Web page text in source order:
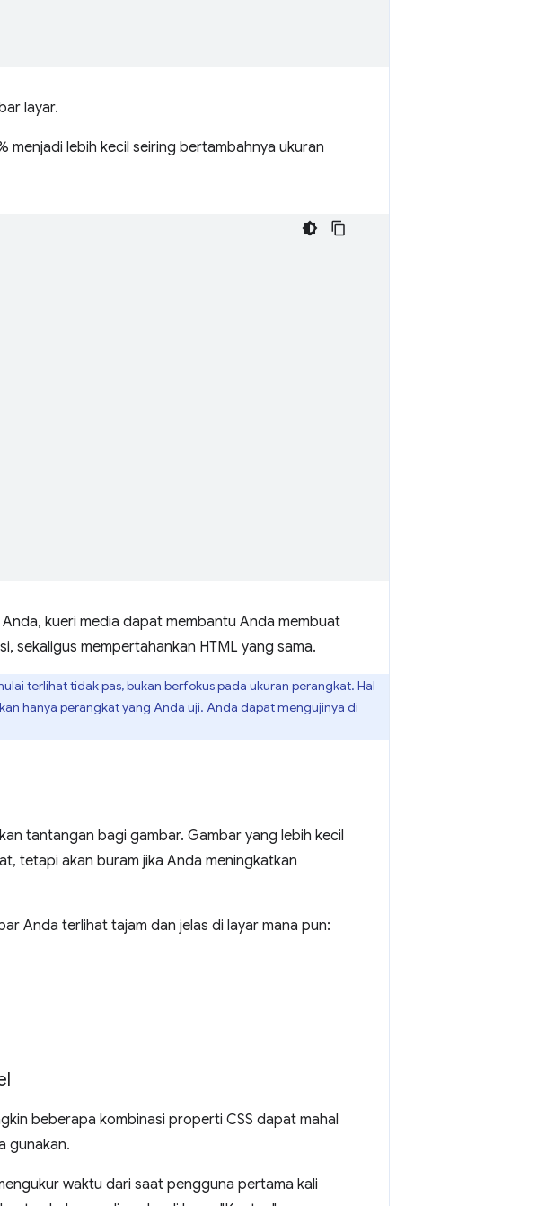
layar.
menjadi lebih kecil seiring bertambahnya ukuran
kueri media dapat membantu Anda membuat
sekaligus mempertahankan HTML yang sama.
terlihat tidak pas, bukan berfokus pada ukuran perangkat. Hal
hanya perangkat yang Anda uji. Anda dapat mengujinya di
tantangan bagi gambar. Gambar yang lebih kecil
tetapi akan buram jika Anda meningkatkan
Anda terlihat tajam dan jelas di layar mana pun:
beberapa kombinasi properti CSS dapat mahal
gunakan.
waktu dari saat pengguna pertama kali